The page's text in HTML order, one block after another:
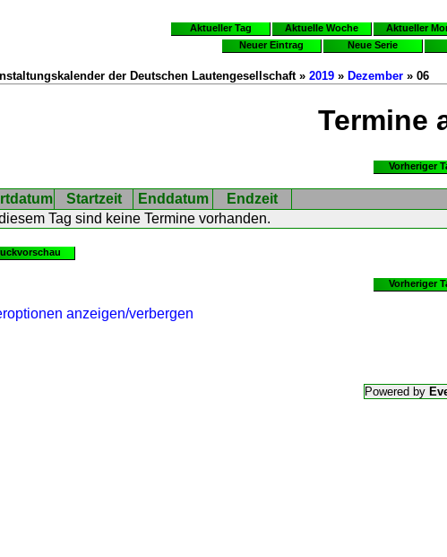
Aktueller Tag Aktuelle Woche Aktueller
Neuer Eintrag
Neue Serie
der Deutschen Lautengesellschaft » 2019 » Dezember » 06
Termine
Vorheriger
Startzeit Enddatum Endzeit
Tag sind keine Termine vorhanden.
Vorheriger
anzeigen/verbergen
Powered by